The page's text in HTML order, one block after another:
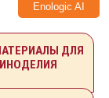
Enologic AI
ДЛЯ